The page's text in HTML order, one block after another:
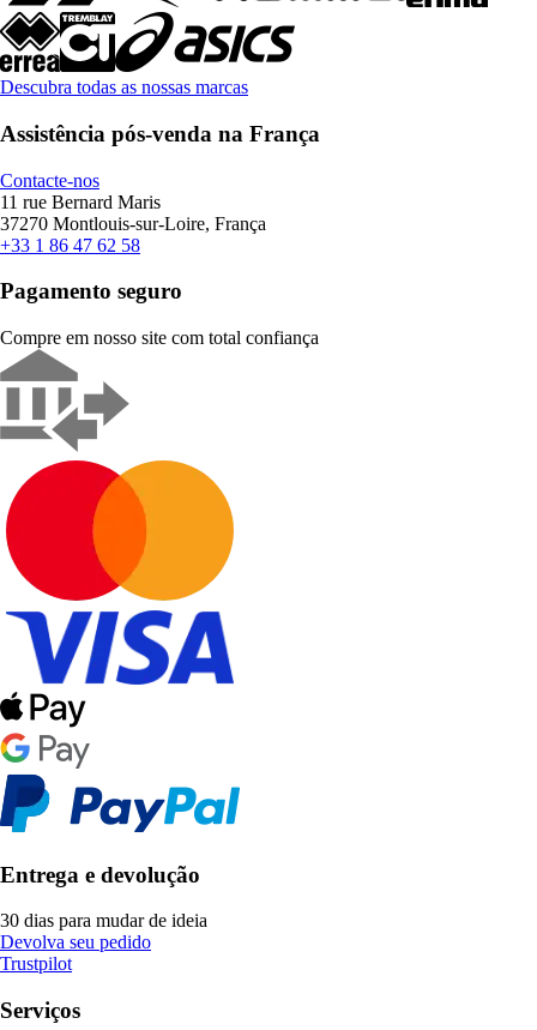
Descubra todas as nossas marcas
Assistência pós-venda na França
Contacte-nos
11 rue Bernard Maris
37270 Montlouis-sur-Loire, França
+33 1 86 47 62 58
Pagamento seguro
Compre em nosso site com total confiança
Entrega e devolução
30 dias para mudar de ideia
Devolva seu pedido
Trustpilot
Serviços